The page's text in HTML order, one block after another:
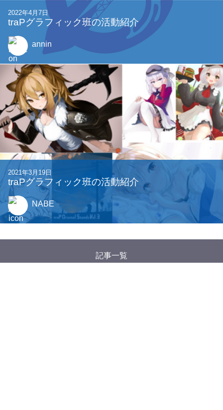
2022年4月7日
traPグラフィック班の活動紹介
annin
2021年3月19日
traPグラフィック班の活動紹介
NABE
記事一覧